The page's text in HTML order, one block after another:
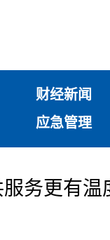
财经新闻
应急管理
务更有温